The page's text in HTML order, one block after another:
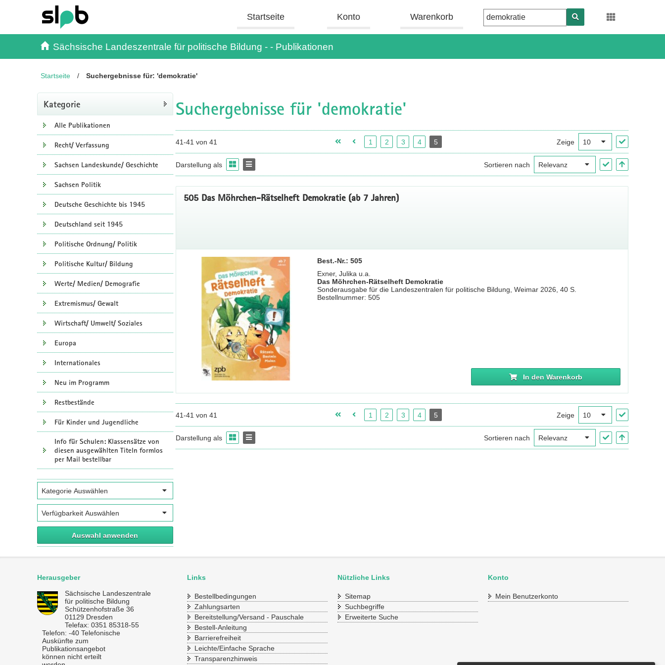
Inhalt
Kundenmenü
Suche
Servicemenü Startseite Konto Warenkorb
Sächsische Landeszentrale für politische Bildung - - Publikationen
Startseite / Suchergebnisse für: 'demokratie'
Kategorie
Alle Publikationen
Recht/ Verfassung
Sachsen Landeskunde/ Geschichte
Sachsen Politik
Deutsche Geschichte bis 1945
Deutschland seit 1945
Politische Ordnung/ Politik
Politische Kultur/ Bildung
Werte/ Medien/ Demografie
Extremismus/ Gewalt
Wirtschaft/ Umwelt/ Soziales
Europa
Internationales
Neu im Programm
Restbestände
Für Kinder und Jugendliche
Info für Schulen: Klassensätze von
diesen ausgewählten Titeln formlos
per Mail bestellbar
Auswahl anwenden
Suchergebnisse für 'demokratie'
41-41 von 41 1 2 3 4 5 Zeige
Darstellung als Sortieren nach
505 Das Möhrchen-Rätselheft Demokratie (ab 7 Jahren)
Best.-Nr.: 505
Exner, Julika u.a.
Das Möhrchen-Rätselheft Demokratie
Sonderausgabe für die Landeszentralen für politische Bildung, Weimar 2026, 40 S.
Bestellnummer: 505
In den Warenkorb
41-41 von 41 1 2 3 4 5 Zeige
Darstellung als Sortieren nach
Herausgeber
Sächsische Landeszentrale
für politische Bildung
Schützenhofstraße 36
01129 Dresden
Telefax: 0351 85318-55
Telefon: -40 Telefonische
Auskünfte zum
Publikationsangebot
können nicht erteilt
Links
Bestellbedingungen
Zahlungsarten
Bereitstellung/Versand - Pauschale
Bestell-Anleitung
Barrierefreiheit
Leichte/Einfache Sprache
Transparenzhinweis
Nützliche Links
Sitemap
Suchbegriffe
Erweiterte Suche
Konto
Mein Benutzerkonto